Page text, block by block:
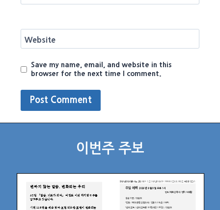
Website
Save my name, email, and website in this
browser for the next time I comment.
이번주 주보